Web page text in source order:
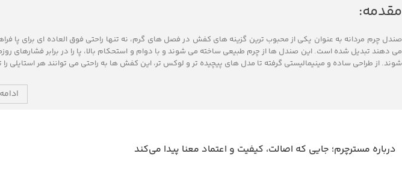
مقدمه:
صندل چرم مردانه به عنوان یکی از محبوب‌ ترین گزینه ‌های کفش در فصل‌ های گرم، نه تنها راحتی فوق‌ العاده‌ ای برای پا
می‌ دهند تبدیل شده است. این صندل ‌ها از چرم طبیعی ساخته می ‌شوند و با دوام و استحکام بالا، پا را در برابر فشارهای
‌شوند. از طراحی ساده و مینیمالیستی گرفته تا مدل‌ های پیچیده ‌تر و لوکس‌ تر، این کفش‌ ها به راحتی می ‌توانند هر استایلی را
درباره مسترچرم؛ جایی که اصالت، کیفیت و اعتماد معنا پیدا می‌کند